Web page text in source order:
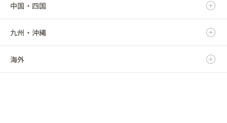
山形県
福島県
埼玉県
千葉県
東京都
愛知県
三重県
富山県
石川県
福井県
滋賀県
京都府
大阪府
中国・四国
鳥取県
島根県
九州・沖縄
福岡県
海外